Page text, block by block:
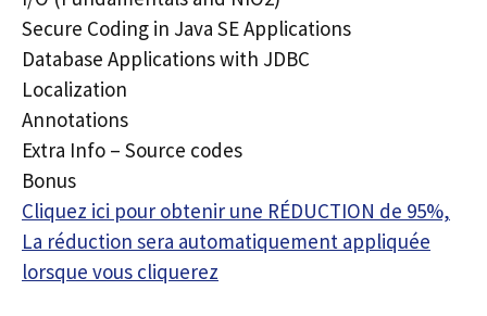
Secure Coding in Java SE Applications
Database Applications with JDBC
Localization
Annotations
Extra Info – Source codes
Bonus
Cliquez ici pour obtenir une RÉDUCTION de 95%,
La réduction sera automatiquement appliquée
lorsque vous cliquerez